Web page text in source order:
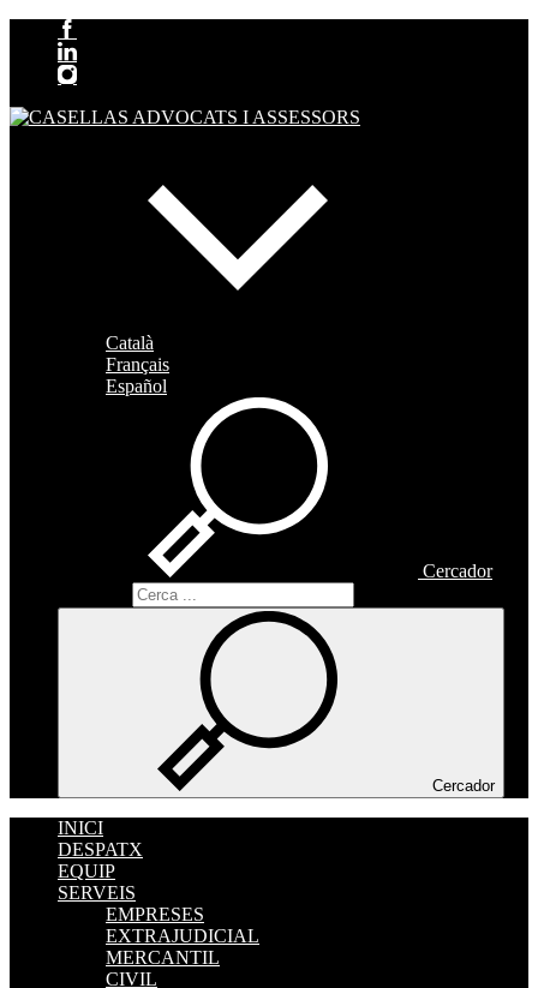
Català
Français
Español
Cercador
Cercador
INICI
DESPATX
EQUIP
SERVEIS
EMPRESES
EXTRAJUDICIAL
MERCANTIL
CIVIL